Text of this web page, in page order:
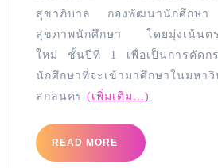
สุขาภิบาล กองพัฒนานักศึกษา
สุขภาพนักศึกษา โดยมุ่งเน้นตร
ใหม่ ชั้นปีที่ 1 เพื่อเป็นการคัดกร
นักศึกษาที่จะเข้ามาศึกษาในมหา
สกลนคร (เพิ่มเติม…)
READ MORE